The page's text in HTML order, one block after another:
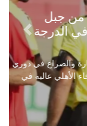
دوري
في
Next